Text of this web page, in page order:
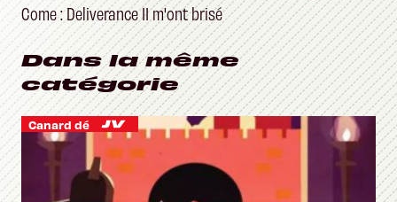
Come : Deliverance II m'ont brisé
Dans la même
catégorie
Canard dé